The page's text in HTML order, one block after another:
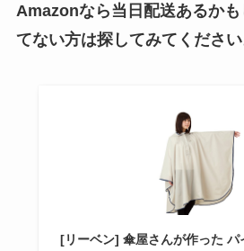
Amazonなら当日配送あるか
てない方は探してみてください
[リーベン] 傘屋さんが作った パ